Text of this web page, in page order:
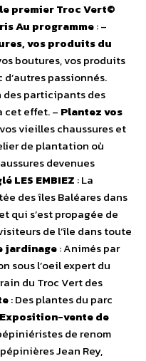
premier Troc Vert©
Au programme: –
vos produits du
boutures, vos produits
passionnés.
des participants des
cet effet. – Plantez vos
vieilles chaussures et
de plantation où
devenues
LES EMBIEZ : La
des îles Baléares dans
qui s’est propagée de
de l’île dans toute
jardinage: Animés par
sous l’oeil expert du
du Troc Vert des
: Des plantes du parc
Exposition-vente de
de renom
Jean Rey,